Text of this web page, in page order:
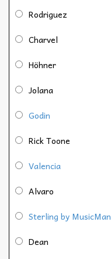
Rodriguez
Charvel
Höhner
Jolana
Godin
Rick Toone
Valencia
Alvaro
Sterling by MusicMan
Dean